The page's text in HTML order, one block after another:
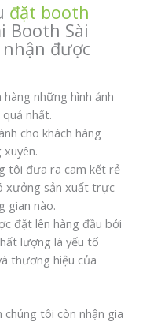
đặt booth
Booth Sài
được
những hình ảnh
nhất.
cho khách hàng
tôi đưa ra cam kết rẻ
xưởng sản xuất trực
gian nào.
đặt lên hàng đầu bởi
lượng là yếu tố
thương hiệu của
tôi còn nhận gia